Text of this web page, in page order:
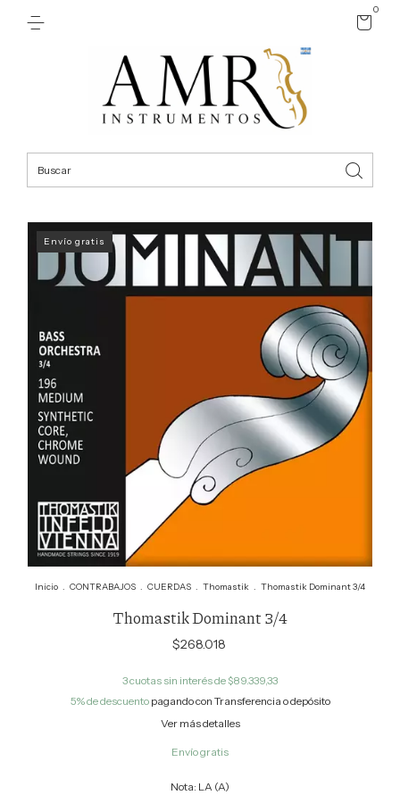
0
Envío gratis
Inicio . CONTRABAJOS . CUERDAS . Thomastik . Thomastik Dominant 3/4
Thomastik Dominant 3/4
$268.018
3cuotas sin interés de $89.339,33
5% de descuentopagando con Transferencia o depósito
Ver más detalles
Envío gratis
Nota: LA (A)